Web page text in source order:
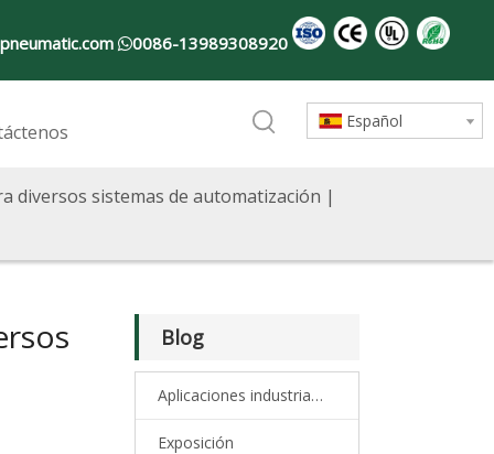
0086-13989308920
Español
diversos sistemas de automatización |
Blog
Aplicaciones industriales
Exposición